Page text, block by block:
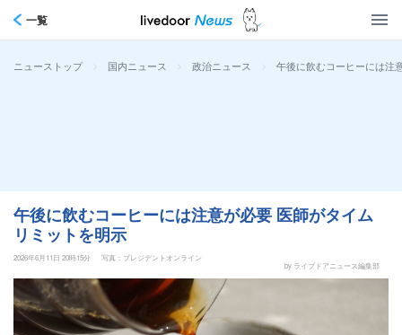
一覧
ニューストップ > 国内ニュース > 政治ニュース > 午後に飲むコーヒーには注
午後に飲むコーヒーには注意が必要 医師がタイム
リミットを明示
2026年6月11日 20時15分
写真：プレジデントオンライン
by ライブドアニュース編集部